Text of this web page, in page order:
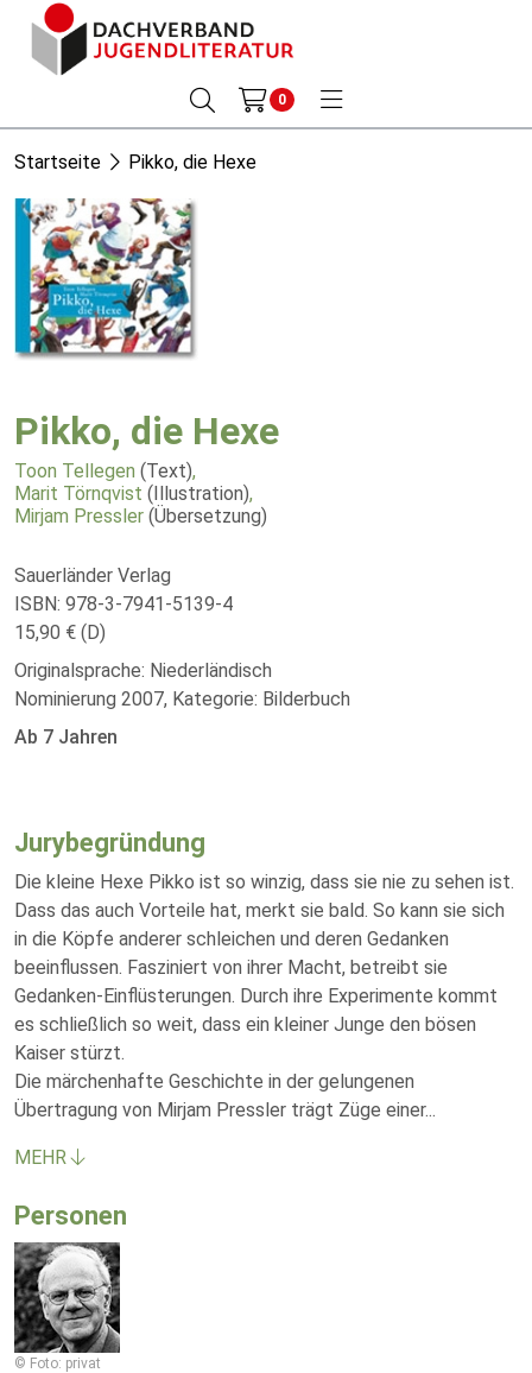
0
Startseite Pikko, die Hexe
Pikko, die Hexe
Toon Tellegen (Text),
Marit Törnqvist (Illustration),
Mirjam Pressler (Übersetzung)
Sauerländer Verlag
ISBN: 978-3-7941-5139-4
15,90 € (D)
Originalsprache: Niederländisch
Nominierung 2007, Kategorie: Bilderbuch
Ab 7 Jahren
Jurybegründung
Die kleine Hexe Pikko ist so winzig, dass sie nie zu sehen ist.
Dass das auch Vorteile hat, merkt sie bald. So kann sie sich
in die Köpfe anderer schleichen und deren Gedanken
beeinflussen. Fasziniert von ihrer Macht, betreibt sie
Gedanken-Einflüsterungen. Durch ihre Experimente kommt
es schließlich so weit, dass ein kleiner Junge den bösen
Kaiser stürzt.
Die märchenhafte Geschichte in der gelungenen
Übertragung von Mirjam Pressler trägt Züge einer...
MEHR
Personen
© Foto: privat